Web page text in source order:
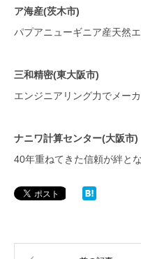
ア海産(茨木市)
パプアニューギニア産天然
三和精密(東大阪市)
エンジニアリング力でメー
ナニワ計算センター(大阪市)
40年重ねてきた信頼が絆と